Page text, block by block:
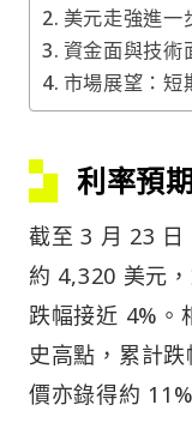
美元走強進一
資金面與技術
市場展望：短
利率預
截至 3 月 23 日
約 4,320 美元
跌幅接近 4%。
史高點，累計
價亦錄得約